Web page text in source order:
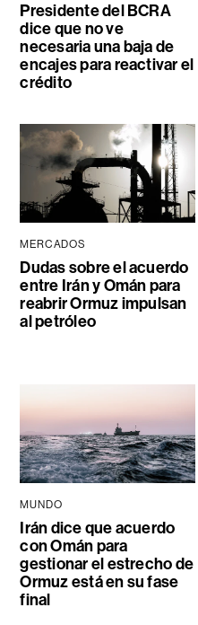
Presidente del BCRA
dice que no ve
necesaria una baja de
encajes para reactivar el
crédito
MERCADOS
Dudas sobre el acuerdo
entre Irán y Omán para
reabrir Ormuz impulsan
al petróleo
MUNDO
Irán dice que acuerdo
con Omán para
gestionar el estrecho de
Ormuz está en su fase
final